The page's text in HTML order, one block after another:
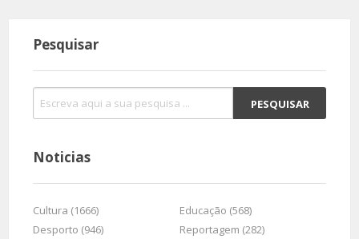
Pesquisar
Noticias
Cultura (1666)
Educação (568)
Desporto (946)
Reportagem (282)